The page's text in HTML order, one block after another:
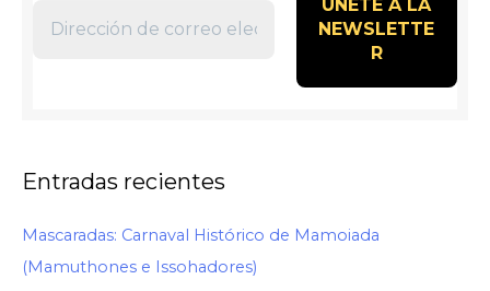
Entradas recientes
Mascaradas: Carnaval Histórico de Mamoiada
(Mamuthones e Issohadores)